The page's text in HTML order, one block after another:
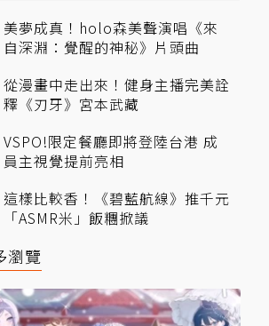
美夢成真！holo森美聲演唱《來
自深淵：覺醒的神秘》片頭曲
從漫畫中走出來！健身主播完美詮
釋《刃牙》宮本武藏
VSPO!限定餐廳即將登陸台港 成
員主視覺提前亮相
這樣比較香！《碧藍航線》推千元
「ASMR米」飯糰掀議
瀏覽